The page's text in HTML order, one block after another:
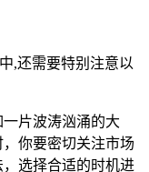
,还需要特别注意以
片波涛汹涌的大
你要密切关注市场
选择合适的时机进